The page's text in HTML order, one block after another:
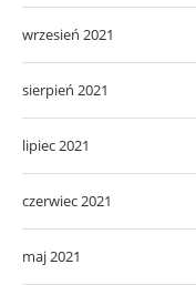
wrzesień 2021
sierpień 2021
lipiec 2021
czerwiec 2021
maj 2021